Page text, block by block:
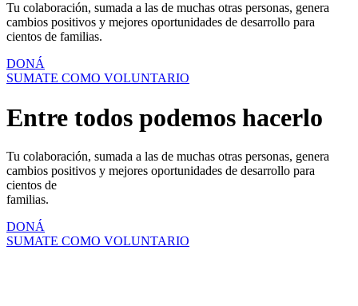
Tu colaboración, sumada a las de muchas otras personas, genera
cambios positivos y mejores oportunidades de desarrollo para
cientos de familias.
DONÁ
SUMATE COMO VOLUNTARIO
Entre todos podemos hacerlo
Tu colaboración, sumada a las de muchas otras personas, genera
cambios positivos y mejores oportunidades de desarrollo para
cientos de
familias.
DONÁ
SUMATE COMO VOLUNTARIO